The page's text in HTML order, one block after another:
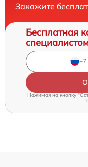
Закажите
Бесплатная
Нажимая на кнопку